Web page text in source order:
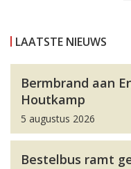
LAATSTE NIEUWS
Bermbrand aan
Houtkamp
5 augustus 2026
Bestelbus ramt